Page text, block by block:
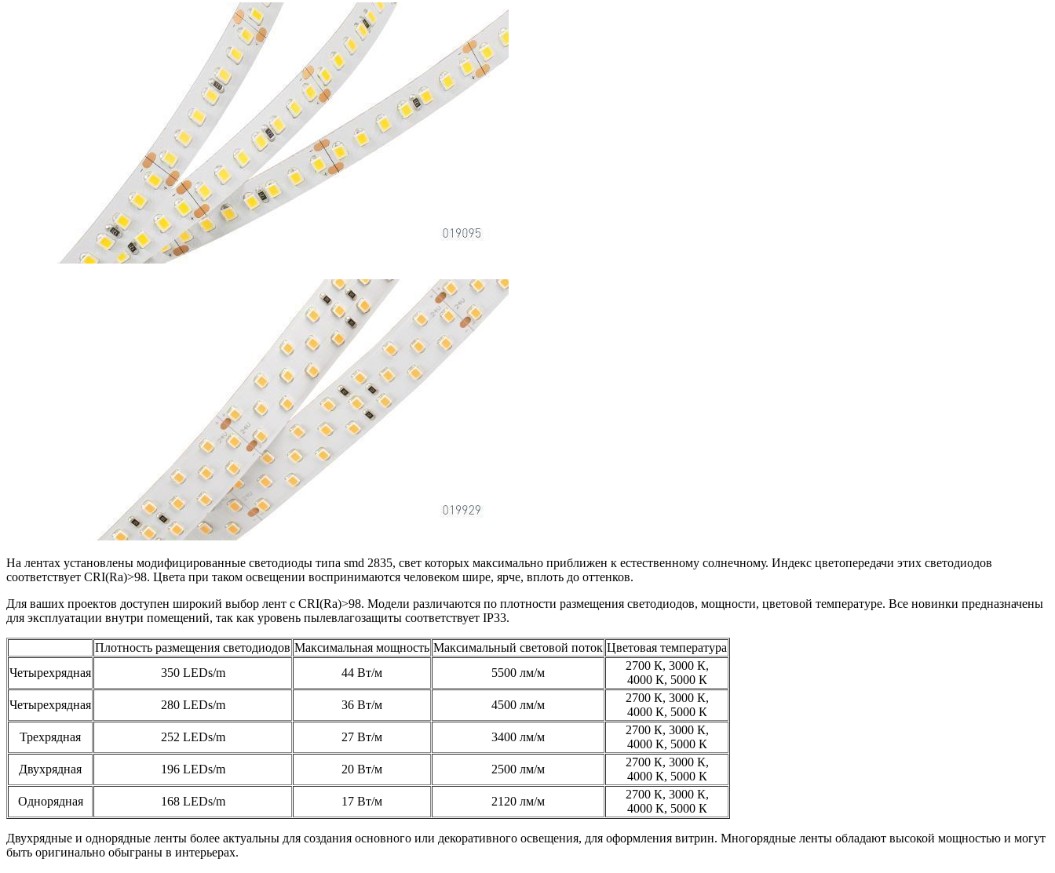
На лентах установлены модифицированные светодиоды типа smd 2835, свет которых максимально приближен к естественному солнечному. Индекс цветопередачи этих светодиодов
соответствует CRI(Ra)>98. Цвета при таком освещении воспринимаются человеком шире, ярче, вплоть до оттенков.
Для ваших проектов доступен широкий выбор лент с CRI(Ra)>98. Модели различаются по плотности размещения светодиодов, мощности, цветовой температуре. Все новинки предназначены
для эксплуатации внутри помещений, так как уровень пылевлагозащиты соответствует IP33.
Плотность размещения светодиодов Максимальная мощность Максимальный световой поток Цветовая температура
Четырехрядная
350 LEDs/m 44 Вт/м 5500 лм/м
2700 К, 3000 К,
4000 К, 5000 К
Четырехрядная
280 LEDs/m 36 Вт/м 4500 лм/м
2700 К, 3000 К,
4000 К, 5000 К
Трехрядная
252 LEDs/m 27 Вт/м 3400 лм/м
2700 К, 3000 К,
4000 К, 5000 К
Двухрядная
196 LEDs/m 20 Вт/м 2500 лм/м
2700 К, 3000 К,
4000 К, 5000 К
Однорядная
168 LEDs/m 17 Вт/м 2120 лм/м
2700 К, 3000 К,
4000 К, 5000 К
Двухрядные и однорядные ленты более актуальны для создания основного или декоративного освещения, для оформления витрин. Многорядные ленты обладают высокой мощностью и могут
быть оригинально обыграны в интерьерах.